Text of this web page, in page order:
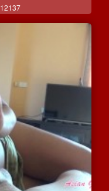
12137 צפיות